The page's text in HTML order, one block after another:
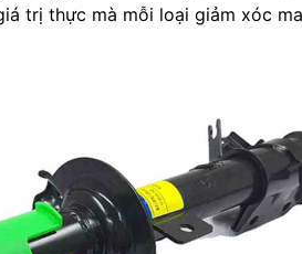
trị thực mà mỗi loại giảm xóc